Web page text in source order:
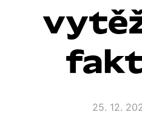
25. 12.